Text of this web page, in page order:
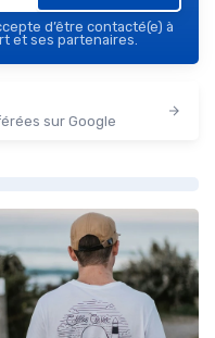
d’être contacté(e) à
et ses partenaires.
sur Google